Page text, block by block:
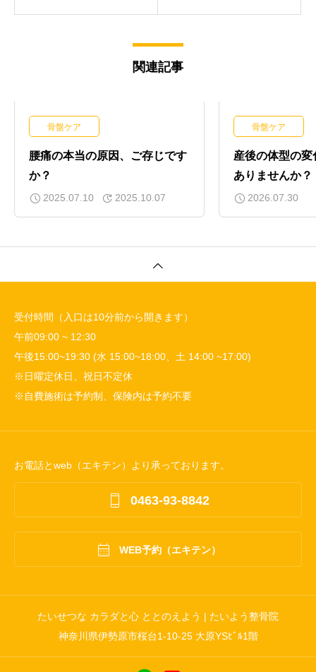
関連記事
骨盤ケア
腰痛の本当の原因、ご存じです
か？
2025.07.10 2025.10.07
骨盤ケア
産後の体型の
ありませんか？
2026.07.30
受付時間（入口は10分前から開きます）
午前09:00 ~ 12:30
午後15:00~19:30 (水 15:00~18:00、土 14:00 ~17:00)
※日曜定休日、祝日不定休
※自費施術は予約制、保険内は予約不要
お電話とweb（エキテン）より承っております。
 0463-93-8842
 WEB予約（エキテン）
たいせつな カラダと心 ととのえよう | たいよう整骨院
神奈川県伊勢原市桜台1-10-25 大原YSﾋﾞﾙ1階